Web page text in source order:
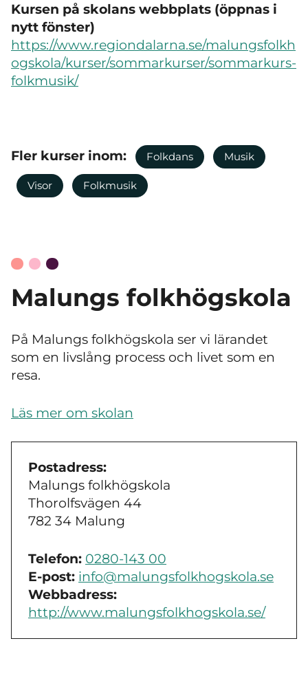
Kursen på skolans webbplats (öppnas i
nytt fönster)
https://www.regiondalarna.se/malungsfolkh
ogskola/kurser/sommarkurser/sommarkurs-
folkmusik/
Fler kurser inom: Folkdans Musik
Visor Folkmusik
Malungs folkhögskola
På Malungs folkhögskola ser vi lärandet
som en livslång process och livet som en
resa.
Läs mer om skolan
Postadress:
Malungs folkhögskola
Thorolfsvägen 44
782 34 Malung
Telefon: 0280-143 00
E-post: info@malungsfolkhogskola.se
Webbadress:
http://www.malungsfolkhogskola.se/